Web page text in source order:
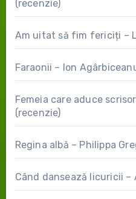
(recenzie)
Am uitat să fim fericiți –
Faraonii – Ion
Femeia care aduce
(recenzie)
Regina albă – Philippa
Când dansează licuricii –